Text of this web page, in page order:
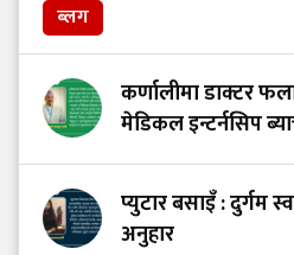
ब्लग
कर्णालीमा डाक्टर
मेडिकल इन्टर्नसिप
प्युटार बसाइँ : दुर्गम
अनुहार